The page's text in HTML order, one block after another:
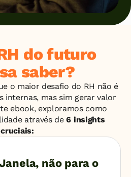
do futuro
saber?
o maior desafio do RH não é
internas, mas sim gerar valor
ebook, exploramos como
através de 6 insights
cruciais:
não para o